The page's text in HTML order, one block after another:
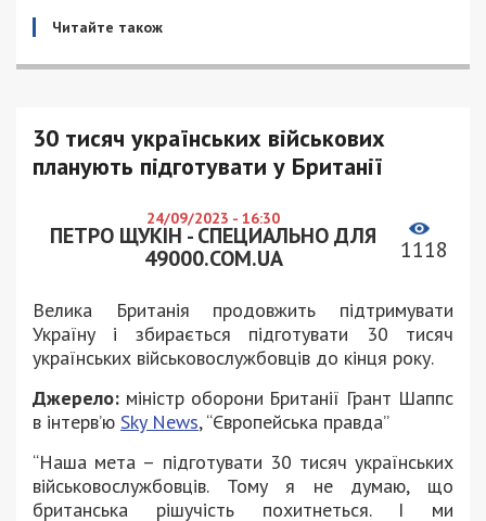
Читайте також
30 тисяч українських військових
планують підготувати у Британії
24/09/2023 - 16:30
ПЕТРО ЩУКІН - СПЕЦИАЛЬНО ДЛЯ
49000.COM.UA
1118
Велика Британія продовжить підтримувати
Україну і збирається підготувати 30 тисяч
українських військовослужбовців до кінця року.
Джерело: міністр оборони Британії Грант Шаппс
в інтерв’ю Sky News, “Європейська правда”
“Наша мета – підготувати 30 тисяч українських
військовослужбовців. Тому я не думаю, що
британська рішучість похитнеться. І ми